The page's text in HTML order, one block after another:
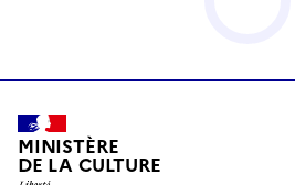
MINISTÈRE
DE LA CULTURE